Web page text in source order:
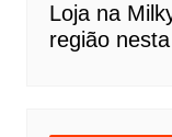
Loja na
região